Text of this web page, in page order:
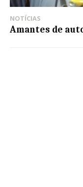
NOTÍCIAS
Amantes de